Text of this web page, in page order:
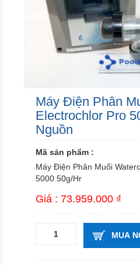
Máy Điện Phân
Electrochlor Pro
Nguồn
Mã sản phẩm :
Máy Điện Phân Muối
5000 50g/Hr
Giá : 73.959.000 ₫
MUA